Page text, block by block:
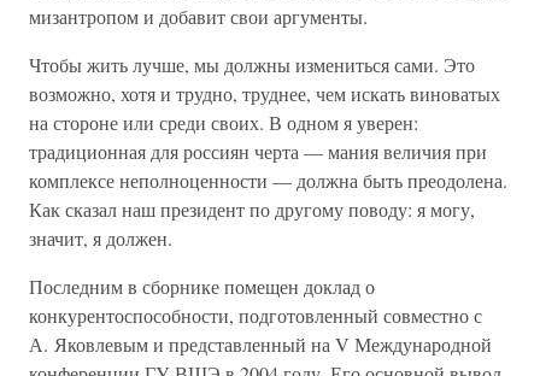
мизантропом и добавит свои аргументы.
Чтобы жить лучше, мы должны измениться сами. Это
возможно, хотя и трудно, труднее, чем искать виноватых
на стороне или среди своих. В одном я уверен:
традиционная для россиян черта — мания величия при
комплексе неполноценности — должна быть преодолена.
Как сказал наш президент по другому поводу: я могу,
значит, я должен.
Последним в сборнике помещен доклад о
конкурентоспособности, подготовленный совместно с
А. Яковлевым и представленный на V Международной